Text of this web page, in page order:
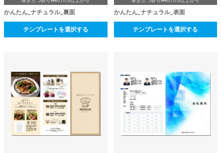
かんたん_ナチュラル_裏面
テンプレートを選択する
かんたん_ナチュラル_表面
テンプレートを選択する